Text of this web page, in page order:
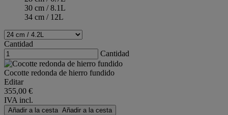
30 cm / 8.1L
34 cm / 12L
Cantidad
Cantidad
Cocotte redonda de hierro fundido
Editar
355,00 €
IVA incl.
Añadir a la cesta Añadir a la cesta